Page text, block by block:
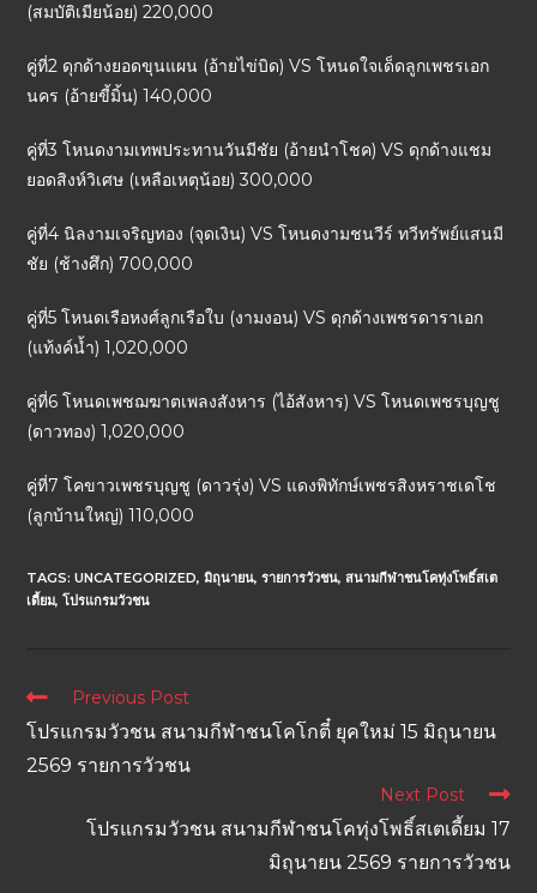
(สมบัติเมียน้อย) 220,000
คู่ที่2 ดุกด้างยอดขุนแผน (อ้ายไข่บิด) VS โหนดใจเด็ดลูกเพชรเอก
นคร (อ้ายขี้มิ้น) 140,000
คู่ที่3 โหนดงามเทพประทานวันมีชัย (อ้ายนำโชค) VS ดุกด้างแชม
ยอดสิงห์วิเศษ (เหลือเหตุน้อย) 300,000
คู่ที่4 นิลงามเจริญทอง (จุดเงิน) VS โหนดงามชนวีร์ ทวีทรัพย์แสนมี
ชัย (ช้างศึก) 700,000
คู่ที่5 โหนดเรือหงศ์ลูกเรือใบ (งามงอน) VS ดุกด้างเพชรดาราเอก
(แท้งค์น้ำ) 1,020,000
คู่ที่6 โหนดเพชฌฆาตเพลงสังหาร (ไอ้สังหาร) VS โหนดเพชรบุญชู
(ดาวทอง) 1,020,000
คู่ที่7 โคขาวเพชรบุญชู (ดาวรุ่ง) VS แดงพิทักษ์เพชรสิงหราชเดโช
(ลูกบ้านใหญ่) 110,000
TAGS:UNCATEGORIZED, มิถุนายน, รายการวัวชน, สนามกีฬาชนโคทุ่งโพธิ์สเต
เดี้ยม, โปรแกรมวัวชน
Previous Post
โปรแกรมวัวชน สนามกีฬาชนโคโกตี๋ ยุคใหม่ 15 มิถุนายน
2569 รายการวัวชน
Next Post
โปรแกรมวัวชน สนามกีฬาชนโคทุ่งโพธิ์สเตเดี้ยม 17
มิถุนายน 2569 รายการวัวชน